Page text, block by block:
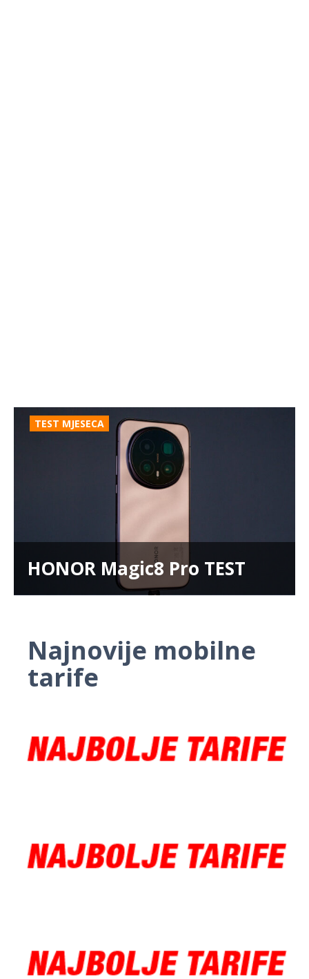
TEST MJESECA
HONOR Magic8 Pro TEST
Najnovije mobilne
tarife